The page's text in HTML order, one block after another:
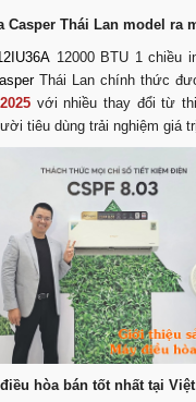
Casper Thái Lan model ra
12000 BTU 1 chiều
Thái Lan chính thức
với nhiều thay đổi từ
tiêu dùng trải nghiệm giá
hòa bán tốt nhất tại Việt